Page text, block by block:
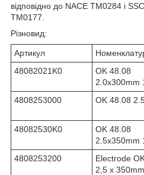
відповідно до NACE TM0284 і
TM0177.
Різновид:
Артикул
48082021K0
OK 48.08
2.0x300mm
4808253000
OK 48.08
48082530K0
OK 48.08
2.5x350mm
4808253200
Electrode
2,5 x